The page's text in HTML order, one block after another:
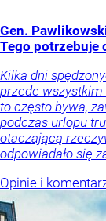
Gen.
Tego potrzebuje
Kilka dni
przede wszystkim
to często bywa,
podczas urlopu
otaczającą
odpowiadało się
Opinie i